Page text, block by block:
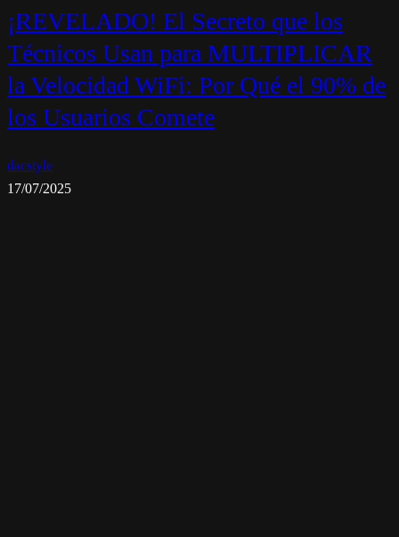
¡REVELADO! El Secreto que los
Técnicos Usan para MULTIPLICAR
la Velocidad WiFi: Por Qué el 90% de
los Usuarios Comete
dacstyle
17/07/2025